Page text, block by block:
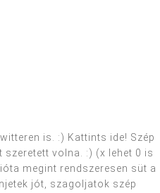
is. :) Kattints ide! Szép
volna. :) (x lehet 0 is
megint rendszeresen süt a
jót, szagoljatok szép